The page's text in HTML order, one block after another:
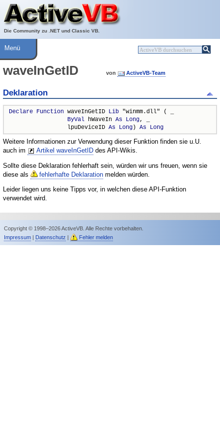
Die Community zu .NET und Classic VB.
Über ActiveVB
Hilfe
Menü
waveInGetID von ActiveVB-Team
Deklaration
Declare Function waveInGetID Lib "winmm.dll" ( _
ByVal hWaveIn As Long, _
                 lpuDeviceID
As Long) As Long
Weitere Informationen zur Verwendung dieser Funktion finden sie u.U.
auch im
Artikel waveInGetID des API-Wikis.
Sollte diese Deklaration fehlerhaft sein, würden wir uns freuen, wenn sie
diese als
fehlerhafte Deklaration melden würden.
Leider liegen uns keine Tipps vor, in welchen diese API-Funktion
verwendet wird.
Copyright © 1998–2026 ActiveVB. Alle Rechte vorbehalten.
Impressum| Datenschutz | Fehler melden